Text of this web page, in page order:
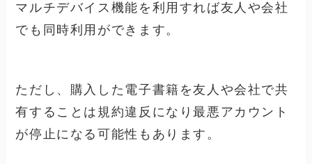
マルチデバイス機能を利用すれば友人や会社
でも同時利用ができます。
ただし、購入した電子書籍を友人や会社で共
有することは規約違反になり最悪アカウント
が停止になる可能性もあります。